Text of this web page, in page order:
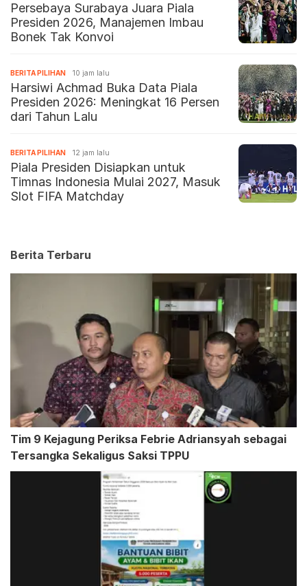
Persebaya Surabaya Juara Piala
Presiden 2026, Manajemen Imbau
Bonek Tak Konvoi
BERITA PILIHAN 10 jam lalu
Harsiwi Achmad Buka Data Piala
Presiden 2026: Meningkat 16 Persen
dari Tahun Lalu
BERITA PILIHAN 12 jam lalu
Piala Presiden Disiapkan untuk
Timnas Indonesia Mulai 2027, Masuk
Slot FIFA Matchday
Berita Terbaru
Tim 9 Kejagung Periksa Febrie Adriansyah sebagai
Tersangka Sekaligus Saksi TPPU